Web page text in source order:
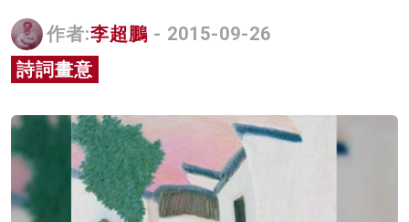
名家榜
灼見活動
關於我們
作者:李超鵬 - 2015-09-26
詩詞畫意